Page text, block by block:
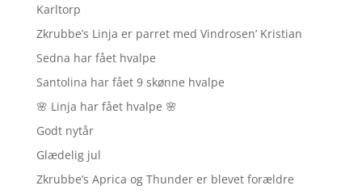
Karltorp
Zkrubbe’s Linja er parret med Vindrosen’ Kristian
Sedna har fået hvalpe
Santolina har fået 9 skønne hvalpe
🌸 Linja har fået hvalpe 🌸
Godt nytår
Glædelig jul
Zkrubbe’s Aprica og Thunder er blevet forældre